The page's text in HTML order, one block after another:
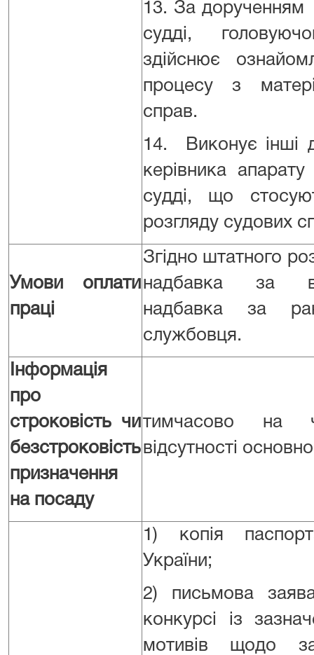
13. За дорученням
судді,
здійснює
процесу з
справ.
14. Виконує інші
керівника
судді, що
розгляду судових
Умови оплати
праці
Згідно штатного
надбавка за
надбавка за
службовця.
Інформація
про
строковість чи
безстроковість
призначення
на посаду
тимчасово на
відсутності
1) копія
України;
2) письмова
конкурсі із
мотивів щодо